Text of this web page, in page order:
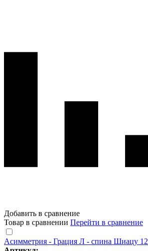
Добавить в сравнение
Товар в сравнении Перейти в сравнение
Асимметрия - Грация Л - спина Шиацу 12